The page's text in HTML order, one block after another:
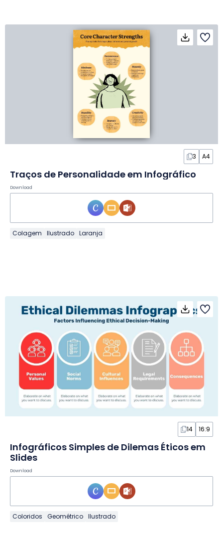
3 A4
Traços de Personalidade em Infográfico
Download
Colagem Ilustrado Laranja
14 16:9
Infográficos Simples de Dilemas Éticos em
Slides
Download
Coloridos Geométrico Ilustrado